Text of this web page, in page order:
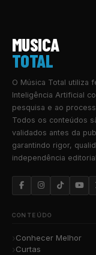
MUSICA
TOTAL
O Música Total utiliza
Inteligência Artificial
pesquisa e ao
Todos os conteúdos
validados antes da
garantindo rigor,
independência
CONTEÚDO
Conhecer Melhor
Curtas